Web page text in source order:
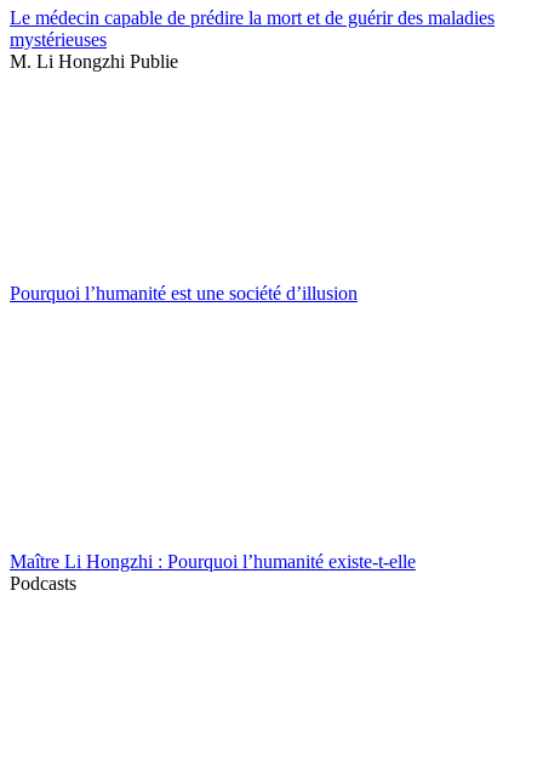
Le médecin capable de prédire la mort et de guérir des maladies
mystérieuses
M. Li Hongzhi Publie
Pourquoi l’humanité est une société d’illusion
Maître Li Hongzhi : Pourquoi l’humanité existe-t-elle
Podcasts